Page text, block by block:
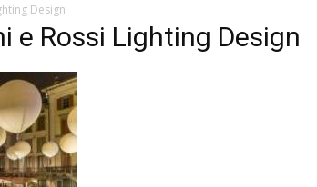
Design
e Rossi Lighting Design